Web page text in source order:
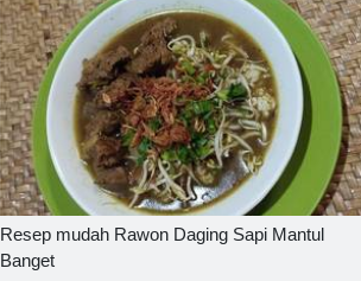
Resep mudah Rawon Daging Sapi Mantul
Banget